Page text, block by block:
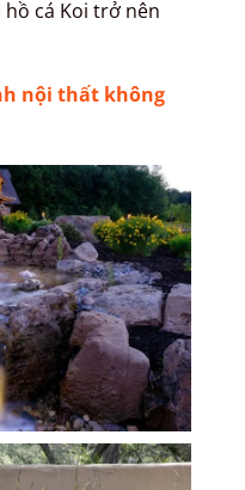
cá Koi trở nên
nội thất không